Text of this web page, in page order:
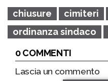
chiusure cimiteri
ordinanza sindaco
0 COMMENTI
Lascia un commento